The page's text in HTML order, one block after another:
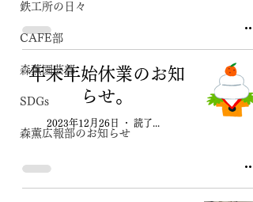
鉄工所の日々
CAFE部
森薫園芸部
SDGs
森薫広報部のお知らせ
年末年始休業のお知
らせ。
2023年12月26日